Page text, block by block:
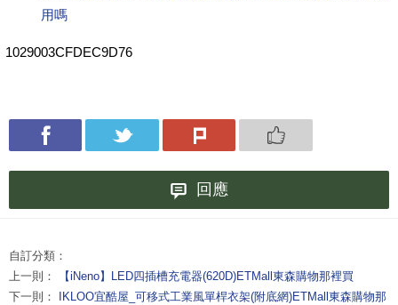
用嗎
1029003CFDEC9D76
回應
自訂分類：
上一則：
【iNeno】LED四插槽充電器(620D)ETMall東森購物那裡買
下一則：
IKLOO宜酷屋_可移式工業風單桿衣架(附底網)ETMall東森購物那